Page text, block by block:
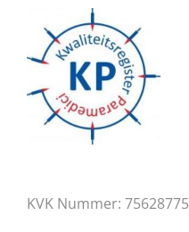
KVK Nummer: 75628775